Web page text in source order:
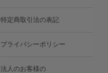
特定商取引法の表記
プライバシーポリシー
法人のお客様の